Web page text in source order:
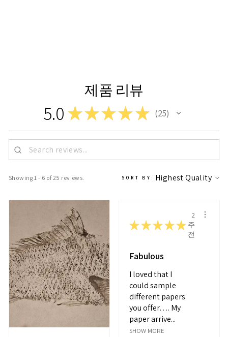
제품 리뷰
5.0 ★★★★★ 25
25
Showing 1 - 6 of 25 reviews. SORT BY:
★★★★★
2
주
전
Fabulous
I loved that I
could sample
different papers
you offer…. My
paper arrive...
SHOW MORE